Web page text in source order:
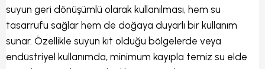
suyun geri dönüşümlü olarak kullanılması, hem su
tasarrufu sağlar hem de doğaya duyarlı bir kullanım
sunar. Özellikle suyun kıt olduğu bölgelerde veya
endüstriyel kullanımda, minimum kayıpla temiz su elde